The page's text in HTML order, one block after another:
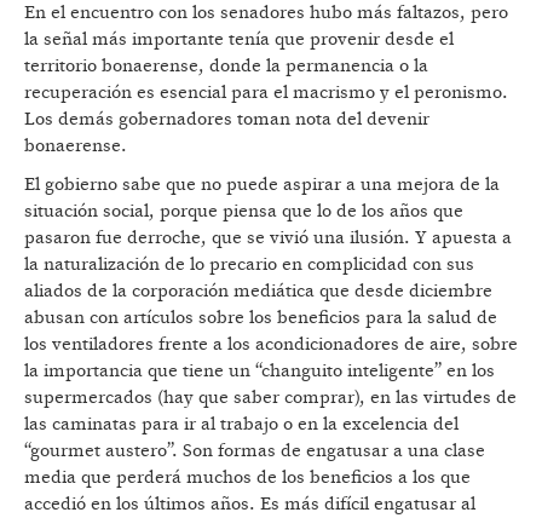
En el encuentro con los senadores hubo más faltazos, pero
la señal más importante tenía que provenir desde el
territorio bonaerense, donde la permanencia o la
recuperación es esencial para el macrismo y el peronismo.
Los demás gobernadores toman nota del devenir
bonaerense.
El gobierno sabe que no puede aspirar a una mejora de la
situación social, porque piensa que lo de los años que
pasaron fue derroche, que se vivió una ilusión. Y apuesta a
la naturalización de lo precario en complicidad con sus
aliados de la corporación mediática que desde diciembre
abusan con artículos sobre los beneficios para la salud de
los ventiladores frente a los acondicionadores de aire, sobre
la importancia que tiene un “changuito inteligente” en los
supermercados (hay que saber comprar), en las virtudes de
las caminatas para ir al trabajo o en la excelencia del
“gourmet austero”. Son formas de engatusar a una clase
media que perderá muchos de los beneficios a los que
accedió en los últimos años. Es más difícil engatusar al